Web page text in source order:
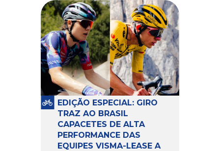
recebam mais atenção. Porém,
existe uma peça relativamente
pequena que desempenha um
papel fundamental na
segurança e no
comportamento do veículo: o
pivô de suspensão.
Responsável por conectar
diferentes componentes do
sistema e permitir os
movimentos necessários
durante a condução, o pivô […]
EDIÇÃO ESPECIAL: GIRO
TRAZ AO BRASIL
CAPACETES DE ALTA
PERFORMANCE DAS
EQUIPES VISMA-LEASE A